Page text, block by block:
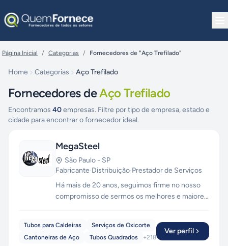
Página Inicial / Categorias / Fornecedores de "Aço Trefilado"
Home Categorias Aço Trefilado
Fornecedores deAço Trefilado
Encontramos 40empresas. Filtre por tipo de empresa, estado e
cidade para encontrar o fornecedor ideal.
MegaSteel
São Paulo - SP
Fabricante·Distribuição·Prestador de Serviços
Há mais de 20 anos, seguimos firme no nosso
compromisso de sermos os melhores e maiores
treinados para um atendimento personalizado,
que supra as necessidades de cada cliente,
Tubos para Caldeiras
Serviços de Oxicorte
Cantoneiras de Aço
Tubos Quadrados +218
Ver perfil